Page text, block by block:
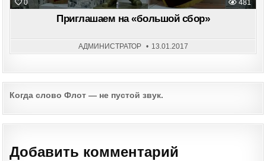
0 481
Приглашаем на «большой сбор»
АДМИНИСТРАТОР 13.01.2017
Post
navigation
Когда слово Флот — не пустой звук.
Добавить комментарий